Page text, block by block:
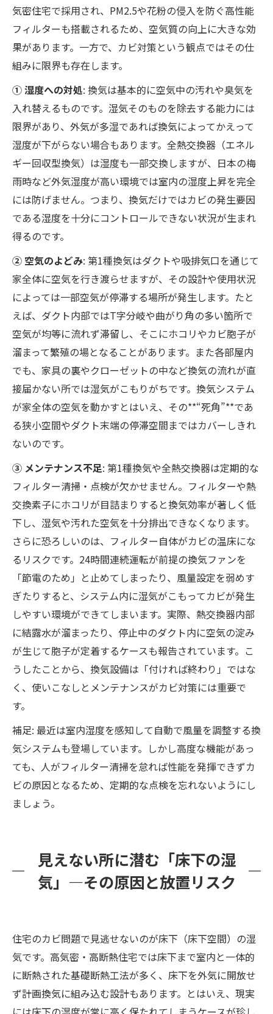
気密住宅で採用され、PM2.5や花粉の侵入を防ぐ高性能
フィルターも搭載されるため、空気質の向上に大きな効
果があります。一方で、カビ対策という観点ではその仕
組みに限界も存在します。
① 湿度への対処: 換気は基本的に空気中の汚れや臭気を
入れ替えるものです。湿気そのものを除去する能力には
限界があり、外気が多湿であれば換気によってかえって
湿度が下がらない場合もあります。全熱交換器（エネル
ギー回収型換気）は湿度も一部交換しますが、日本の梅
雨時など外気湿度が高い環境では室内の湿度上昇を完全
には防げません。つまり、換気だけではカビの発生要因
である湿度を十分にコントロールできない状況が生まれ
得るのです。
② 空気のよどみ: 第1種換気はダクトや吸排気口を通じて
家全体に空気を行き渡らせますが、その設計や使用状況
によっては一部空気が停滞する場所が発生します。たと
えば、ダクト内部ではT字分岐や曲がり角の多い箇所で
空気が均等に流れず滞留し、そこにホコリやカビ胞子が
溜まって繁殖の場となることがあります。また各部屋内
でも、家具の裏やクローゼットの中など換気の流れが直
接届かない所では湿気がこもりがちです。換気システム
が家全体の空気を動かすとはいえ、その**“死角”**であ
る狭小空間やダクト末端の停滞空間まではカバーしきれ
ないのです。
③ メンテナンス不足: 第1種換気や全熱交換器は定期的な
フィルター清掃・点検が欠かせません。フィルターや熱
交換素子にホコリが目詰まりすると換気効率が著しく低
下し、湿気や汚れた空気を十分排出できなくなります。
さらに恐ろしいのは、フィルター自体がカビの温床にな
るリスクです。24時間連続運転が前提の換気ファンを
「節電のため」と止めてしまったり、風量設定を弱めす
ぎたりすると、システム内に湿気がこもってカビが発生
しやすい環境ができてしまいます。実際、熱交換器内部
に結露水が溜まったり、停止中のダクト内に空気の淀み
が生じて胞子が定着するケースも報告されています。こ
うしたことから、換気設備は「付ければ終わり」ではな
く、使いこなしとメンテナンスがカビ対策には重要で
す。
補足: 最近は室内湿度を感知して自動で風量を調整する換
気システムも登場しています。しかし高度な機能があっ
ても、人がフィルター清掃を怠れば性能を発揮できずカ
ビの原因となるため、定期的な点検を忘れないようにし
ましょう。
見えない所に潜む「床下の湿
気」—その原因と放置リスク
住宅のカビ問題で見逃せないのが床下（床下空間）の湿
気です。高気密・高断熱住宅では床下まで室内と一体的
に断熱された基礎断熱工法が多く、床下を外気に開放せ
ず計画換気に組み込む設計もあります。とはいえ、現実